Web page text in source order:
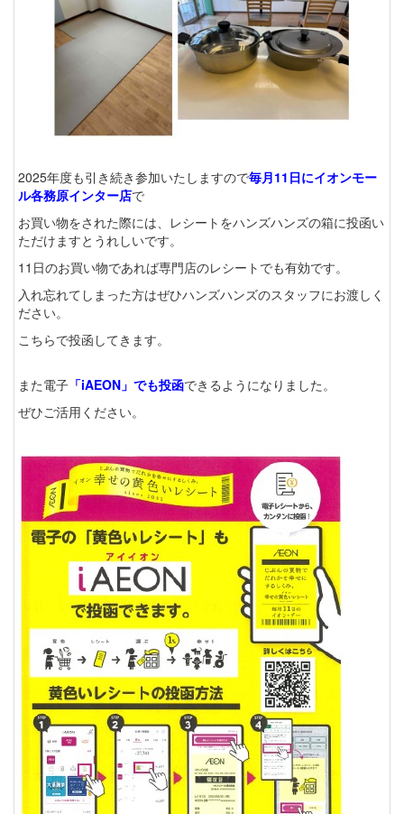
2025年度も引き続き参加いたしますので毎月11日にイオンモー
ル各務原インター店で
お買い物をされた際には、レシートをハンズハンズの箱に投函い
ただけますとうれしいです。
11日のお買い物であれば専門店のレシートでも有効です。
入れ忘れてしまった方はぜひハンズハンズのスタッフにお渡しく
ださい。
こちらで投函してきます。
また電子 「iAEON」でも投函できるようになりました。
ぜひご活用ください。